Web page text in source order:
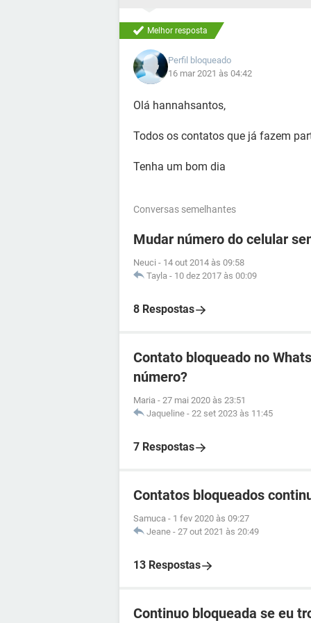
Melhor resposta
Perfil bloqueado
16 mar 2021 às 04:42
Olá hannahsantos,
Todos os contatos que já fazem
Tenha um bom dia
Conversas semelhantes
Mudar número do celular
Neuci - 14 out 2014 às 09:58
Tayla - 10 dez 2017 às 00:09
8 Respostas
Contato bloqueado no
número?
Maria - 27 mai 2020 às 23:51
Jaqueline - 22 set 2023 às 11:45
7 Respostas
Contatos bloqueados
Samuca - 1 fev 2020 às 09:27
Jeane - 27 out 2021 às 20:49
13 Respostas
Continuo bloqueada se eu